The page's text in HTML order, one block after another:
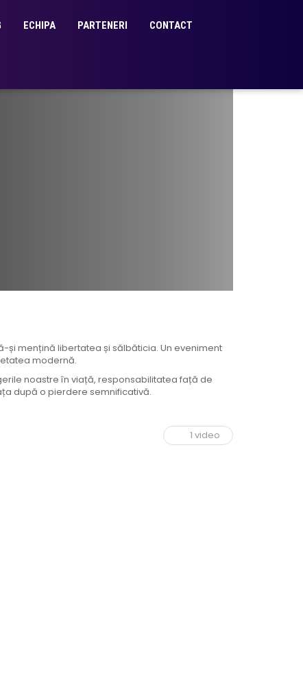
ECHIPA PARTENERI CONTACT
și mențină libertatea și sălbăticia. Un eveniment
modernă.
noastre în viață, responsabilitatea față de
după o pierdere semnificativă.
1 video